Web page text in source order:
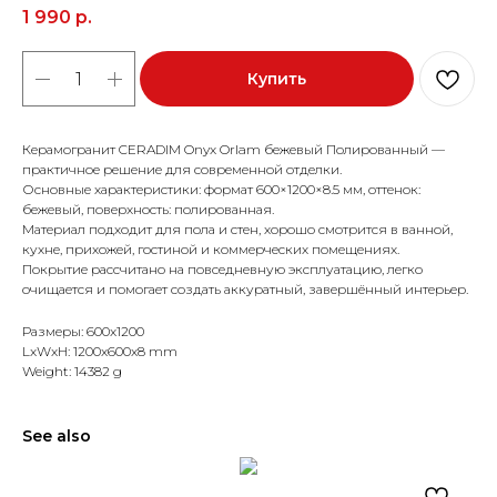
1 990 р.
Купить
Керамогранит CERADIM Onyx Orlam бежевый Полированный —
практичное решение для современной отделки.
Основные характеристики: формат 600×1200×8.5 мм, оттенок:
бежевый, поверхность: полированная.
Материал подходит для пола и стен, хорошо смотрится в ванной,
кухне, прихожей, гостиной и коммерческих помещениях.
Покрытие рассчитано на повседневную эксплуатацию, легко
очищается и помогает создать аккуратный, завершённый интерьер.
Размеры: 600x1200
LxWxH: 1200x600x8 mm
Weight: 14382 g
See also